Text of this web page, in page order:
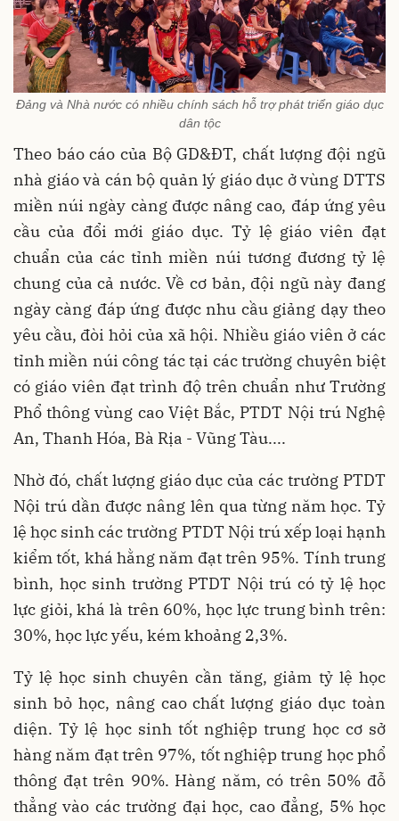
Đảng và Nhà nước có nhiều chính sách hỗ trợ phát triển giáo dục
dân tộc
Theo báo cáo của Bộ GD&ĐT, chất lượng đội ngũ
nhà giáo và cán bộ quản lý giáo dục ở vùng DTTS
miền núi ngày càng được nâng cao, đáp ứng yêu
cầu của đổi mới giáo dục. Tỷ lệ giáo viên đạt
chuẩn của các tỉnh miền núi tương đương tỷ lệ
chung của cả nước. Về cơ bản, đội ngũ này đang
ngày càng đáp ứng được nhu cầu giảng dạy theo
yêu cầu, đòi hỏi của xã hội. Nhiều giáo viên ở các
tỉnh miền núi công tác tại các trường chuyên biệt
có giáo viên đạt trình độ trên chuẩn như Trường
Phổ thông vùng cao Việt Bắc, PTDT Nội trú Nghệ
An, Thanh Hóa, Bà Rịa - Vũng Tàu....
Nhờ đó, chất lượng giáo dục của các trường PTDT
Nội trú dần được nâng lên qua từng năm học. Tỷ
lệ học sinh các trường PTDT Nội trú xếp loại hạnh
kiểm tốt, khá hằng năm đạt trên 95%. Tính trung
bình, học sinh trường PTDT Nội trú có tỷ lệ học
lực giỏi, khá là trên 60%, học lực trung bình trên:
30%, học lực yếu, kém khoảng 2,3%.
Tỷ lệ học sinh chuyên cần tăng, giảm tỷ lệ học
sinh bỏ học, nâng cao chất lượng giáo dục toàn
diện. Tỷ lệ học sinh tốt nghiệp trung học cơ sở
hàng năm đạt trên 97%, tốt nghiệp trung học phổ
thông đạt trên 90%. Hàng năm, có trên 50% đỗ
thẳng vào các trường đại học, cao đẳng, 5% học